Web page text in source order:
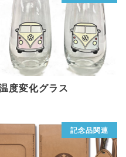
度変化グラス
記念品関連